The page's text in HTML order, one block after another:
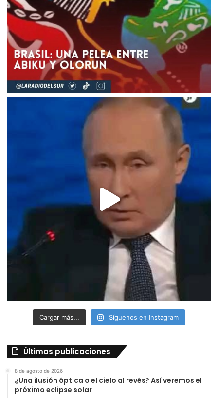
Cargar más... Síguenos en Instagram
Últimas publicaciones
8 de agosto de 2026
¿Una ilusión óptica o el cielo al revés? Así veremos el
próximo eclipse solar